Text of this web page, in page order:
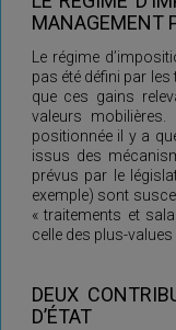
MANAGEMENT
Le régime
pas été défini par
que ces gains
valeurs mobilières.
positionnée il y a
issus des
prévus par le
exemple) sont
« traitements et
celle des plus-
DEUX
D’ÉTAT